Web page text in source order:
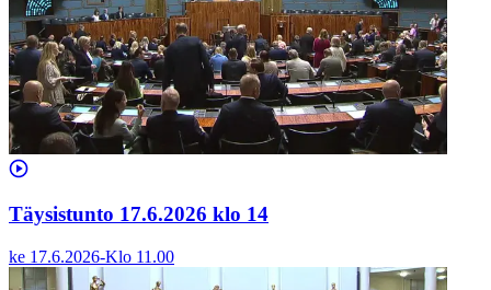
Täysistunto 17.6.2026 klo 14
ke 17.6.2026-Klo 11.00